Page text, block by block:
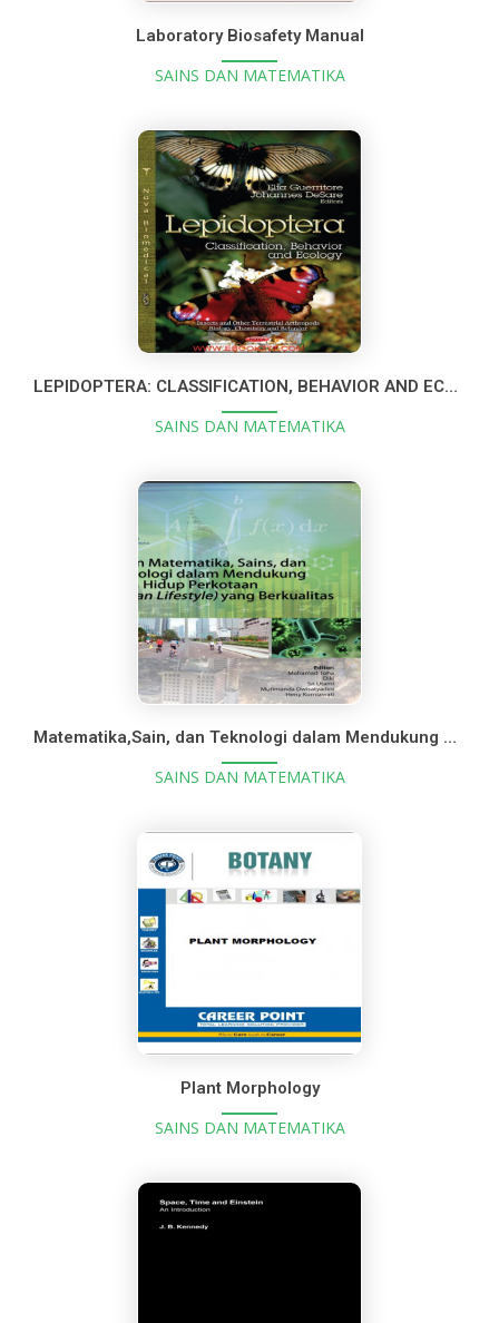
Laboratory Biosafety Manual
SAINS DAN MATEMATIKA
LEPIDOPTERA: CLASSIFICATION, BEHAVIOR AND ECOLOGY
SAINS DAN MATEMATIKA
Matematika,Sain, dan Teknologi dalam Mendukung Gaya Perkotaan yan Berkualitas
SAINS DAN MATEMATIKA
Plant Morphology
SAINS DAN MATEMATIKA